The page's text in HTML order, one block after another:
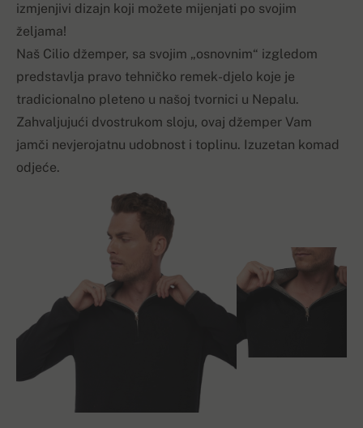
izmjenjivi dizajn koji možete mijenjati po svojim
željama!
Naš Cilio džemper, sa svojim „osnovnim“ izgledom
predstavlja pravo tehničko remek-djelo koje je
tradicionalno pleteno u našoj tvornici u Nepalu.
Zahvaljujući dvostrukom sloju, ovaj džemper Vam
jamči nevjerojatnu udobnost i toplinu. Izuzetan komad
odjeće.